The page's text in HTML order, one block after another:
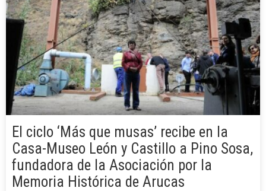
El ciclo ‘Más que musas’ recibe en la
Casa-Museo León y Castillo a Pino Sosa,
fundadora de la Asociación por la
Memoria Histórica de Arucas